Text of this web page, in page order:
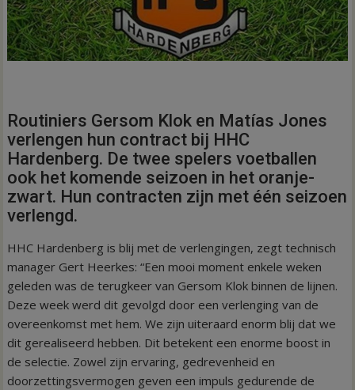
Routiniers Gersom Klok en Matías Jones
verlengen hun contract bij HHC
Hardenberg. De twee spelers voetballen
ook het komende seizoen in het oranje-
zwart. Hun contracten zijn met één seizoen
verlengd.
HHC Hardenberg is blij met de verlengingen, zegt technisch
manager Gert Heerkes: “Een mooi moment enkele weken
geleden was de terugkeer van Gersom Klok binnen de lijnen.
Deze week werd dit gevolgd door een verlenging van de
overeenkomst met hem. We zijn uiteraard enorm blij dat we
dit gerealiseerd hebben. Dit betekent een enorme boost in
de selectie. Zowel zijn ervaring, gedrevenheid en
doorzettingsvermogen geven een impuls gedurende de